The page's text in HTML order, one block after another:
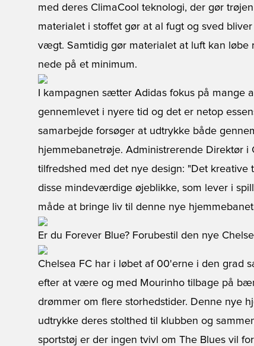
med deres ClimaCool teknologi, der gør
materialet i stoffet gør at al fugt og sved
vægt. Samtidig gør materialet at luft kan løbe
nede på et minimum.
I kampagnen sætter Adidas fokus på
gennemlevet i nyere tid og det er netop
samarbejde forsøger at udtrykke både
hjemmebanetrøje. Administrerende Direktør i
tilfredshed med det nye design: "Det
disse mindeværdige øjeblikke, som lever i
måde at bringe liv til denne nye
Er du Forever Blue? Forubestil den nye
Chelsea FC har i løbet af 00'erne i den grad
efter at være og med Mourinho tilbage på
drømmer om flere storhedstider. Denne nye
udtrykke deres stolthed til klubben og
sportstøj er der ingen tvivl om The Blues vil